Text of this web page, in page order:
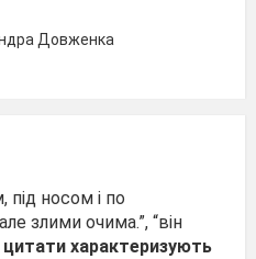
Довженка
носом і по
злими очима.”, “він
цитати характеризують